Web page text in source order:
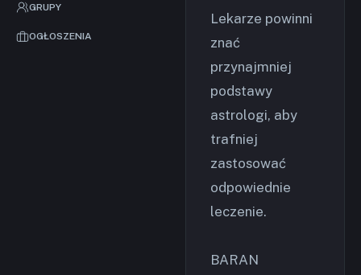
GRUPY
OGŁOSZENIA
Lekarze powinni
znać
przynajmniej
podstawy
astrologi, aby
trafniej
zastosować
odpowiednie
leczenie.
BARAN